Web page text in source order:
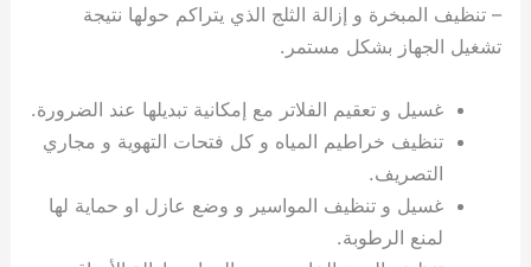
– تنظيف المبخرة و إزالة الثلج الذي يتراكم حولها نتيجة
تشغيل الجهاز بشكل مستمر.
غسيل و تعقيم الفلاتر مع إمكانية تبديلها عند الضرورة.
تنظيف خراطيم المياه و كل فتحات التهوية و مجاري
التصريف.
غسيل و تنظيف المواسير و وضع عازل او حماية لها
لمنع الرطوبة.